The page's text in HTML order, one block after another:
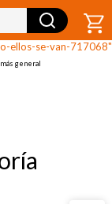
ellos-se-van-717068"
general